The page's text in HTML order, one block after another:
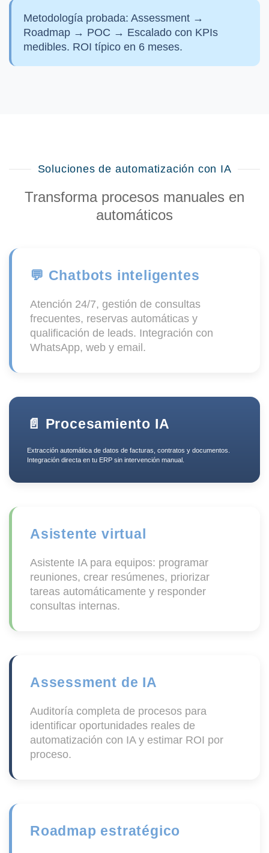
Metodología probada: Assessment →
Roadmap → POC → Escalado con KPIs
medibles. ROI típico en 6 meses.
Soluciones de automatización con IA
Transforma procesos manuales en
automáticos
💬 Chatbots inteligentes
Atención 24/7, gestión de consultas
frecuentes, reservas automáticas y
qualificación de leads. Integración con
WhatsApp, web y email.
📄 Procesamiento IA
Extracción automática de datos de facturas, contratos y documentos.
Integración directa en tu ERP sin intervención manual.
Asistente virtual
Asistente IA para equipos: programar
reuniones, crear resúmenes, priorizar
tareas automáticamente y responder
consultas internas.
Assessment de IA
Auditoría completa de procesos para
identificar oportunidades reales de
automatización con IA y estimar ROI por
proceso.
Roadmap estratégico